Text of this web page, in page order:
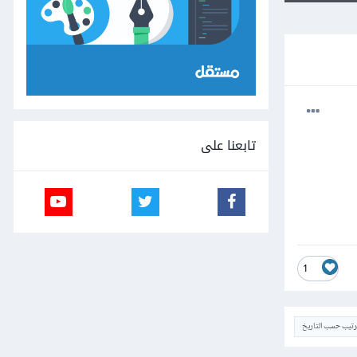
1
حسب التاريخ
تابعنا على